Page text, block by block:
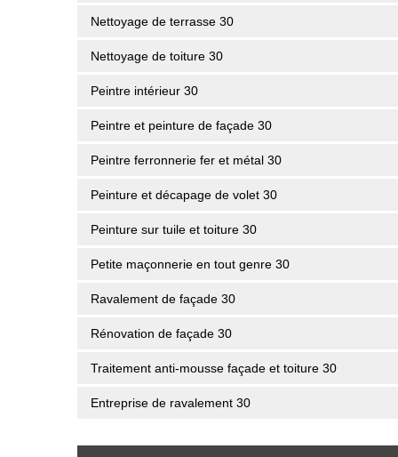
Nettoyage de terrasse 30
Nettoyage de toiture 30
Peintre intérieur 30
Peintre et peinture de façade 30
Peintre ferronnerie fer et métal 30
Peinture et décapage de volet 30
Peinture sur tuile et toiture 30
Petite maçonnerie en tout genre 30
Ravalement de façade 30
Rénovation de façade 30
Traitement anti-mousse façade et toiture 30
Entreprise de ravalement 30